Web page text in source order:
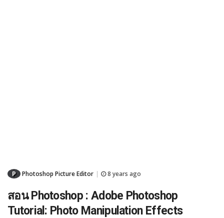
P Photoshop Picture Editor 8 years ago
สอน Photoshop : Adobe Photoshop
Tutorial: Photo Manipulation Effects